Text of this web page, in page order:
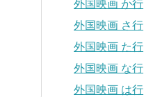
外国映画 か行
外国映画 さ行
外国映画 た行
外国映画 な行
外国映画 は行